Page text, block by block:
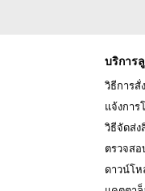
บริการ
วิธีการสั่
แจ้งการ
วิธีจัดส่ง
ตรวจส
ดาวน์โห